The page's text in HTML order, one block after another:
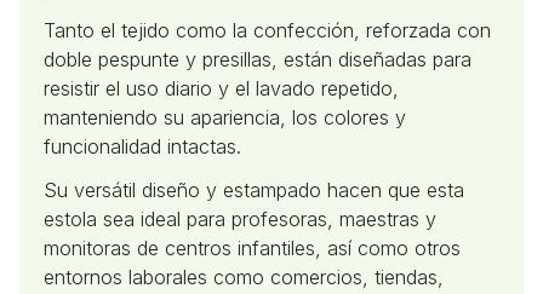
Tanto el tejido como la confección, reforzada con
doble pespunte y presillas, están diseñadas para
resistir el uso diario y el lavado repetido,
manteniendo su apariencia, los colores y
funcionalidad intactas.
Su versátil diseño y estampado hacen que esta
estola sea ideal para profesoras, maestras y
monitoras de centros infantiles, así como otros
entornos laborales como comercios, tiendas,